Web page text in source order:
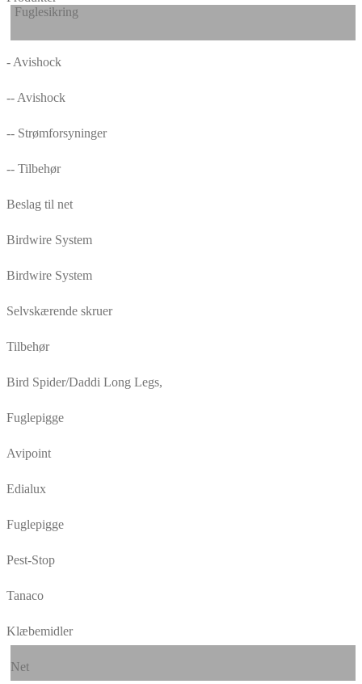
Fuglesikring
- Avishock
-- Avishock
-- Strømforsyninger
-- Tilbehør
Beslag til net
Birdwire System
Birdwire System
Selvskærende skruer
Tilbehør
Bird Spider/Daddi Long Legs,
Fuglepigge
Avipoint
Edialux
Fuglepigge
Pest-Stop
Tanaco
Klæbemidler
Net